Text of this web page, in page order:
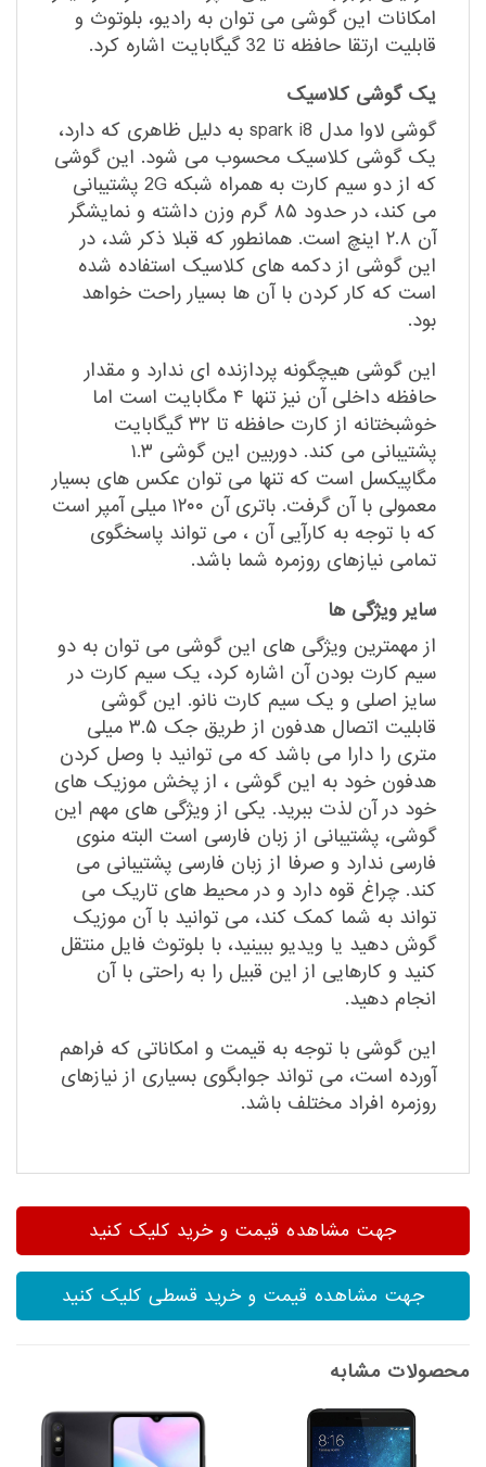
امکانات این گوشی می توان به رادیو، بلوتوث و
قابلیت ارتقا حافظه تا 32 گیگابایت اشاره کرد.
یک گوشی کلاسیک
گوشی لاوا مدل spark i8 به دلیل ظاهری که دارد،
یک گوشی کلاسیک محسوب می شود. این گوشی
که از دو سیم کارت به همراه شبکه 2G پشتیبانی
می کند، در حدود ۸۵ گرم وزن داشته و نمایشگر
آن ۲.۸ اینچ است. همانطور که قبلا ذکر شد، در
این گوشی از دکمه های کلاسیک استفاده شده
است که کار کردن با آن ها بسیار راحت خواهد
بود.
این گوشی هیچگونه پردازنده ای ندارد و مقدار
حافظه داخلی آن نیز تنها ۴ مگابایت است اما
خوشبختانه از کارت حافظه تا ۳۲ گیگابایت
پشتیبانی می کند. دوربین این گوشی ۱.۳
مگاپیکسل است که تنها می توان عکس های بسیار
معمولی با آن گرفت. باتری آن ۱۲۰۰ میلی آمپر است
که با توجه به کارآیی آن ، می تواند پاسخگوی
تمامی نیازهای روزمره شما باشد.
سایر ویژگی ها
از مهمترین ویژگی های این گوشی می توان به دو
سیم کارت بودن آن اشاره کرد، یک سیم کارت در
سایز اصلی و یک سیم کارت نانو. این گوشی
قابلیت اتصال هدفون از طریق جک ۳.۵ میلی
متری را دارا می باشد که می توانید با وصل کردن
هدفون خود به این گوشی ، از پخش موزیک های
خود در آن لذت ببرید. یکی از ویژگی های مهم این
گوشی، پشتیبانی از زبان فارسی است البته منوی
فارسی ندارد و صرفا از زبان فارسی پشتیبانی می
کند. چراغ قوه دارد و در محیط های تاریک می
تواند به شما کمک کند، می توانید با آن موزیک
گوش دهید یا ویدیو ببینید، با بلوتوث فایل منتقل
کنید و کارهایی از این قبیل را به راحتی با آن
انجام دهید.
این گوشی با توجه به قیمت و امکاناتی که فراهم
آورده است، می تواند جوابگوی بسیاری از نیازهای
روزمره افراد مختلف باشد.
جهت مشاهده قیمت و خرید کلیک کنید
جهت مشاهده قیمت و خرید قسطی کلیک کنید
محصولات مشابه